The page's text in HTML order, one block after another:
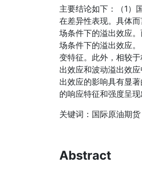
主要结论如下：（1）
在差异性表现。具体
场条件下的溢出效应
场条件下的溢出效应
变特征。此外，相较
出效应和波动溢出效
出效应的影响具有显
的响应特征和强度呈现
关键词：国际原油期
Abstract